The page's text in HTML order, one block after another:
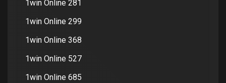
1win Online 281
1win Online 299
1win Online 368
1win Online 527
1win Online 685